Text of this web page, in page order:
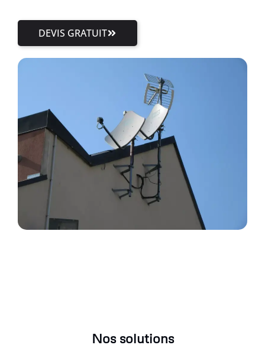
DEVIS GRATUIT
Nos solutions